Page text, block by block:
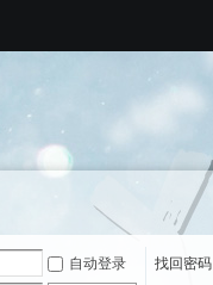
自动登录
找回密码